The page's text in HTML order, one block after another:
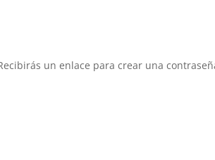
un enlace para crear una